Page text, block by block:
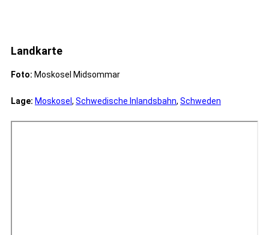
Landkarte
Foto: Moskosel Midsommar
Lage: Moskosel , Schwedische Inlandsbahn, Schweden